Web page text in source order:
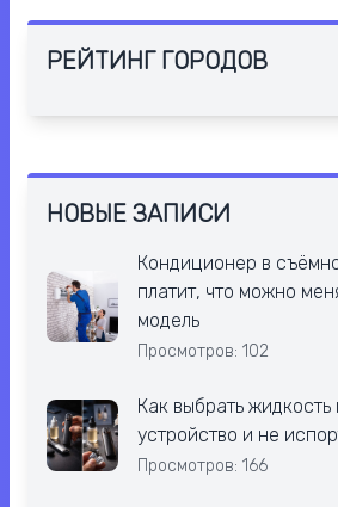
РЕЙТИНГ ГОРОДОВ
НОВЫЕ ЗАПИСИ
Кондиционер в
платит, что можно
модель
Просмотров: 102
Как выбрать
устройство и не
Просмотров: 166